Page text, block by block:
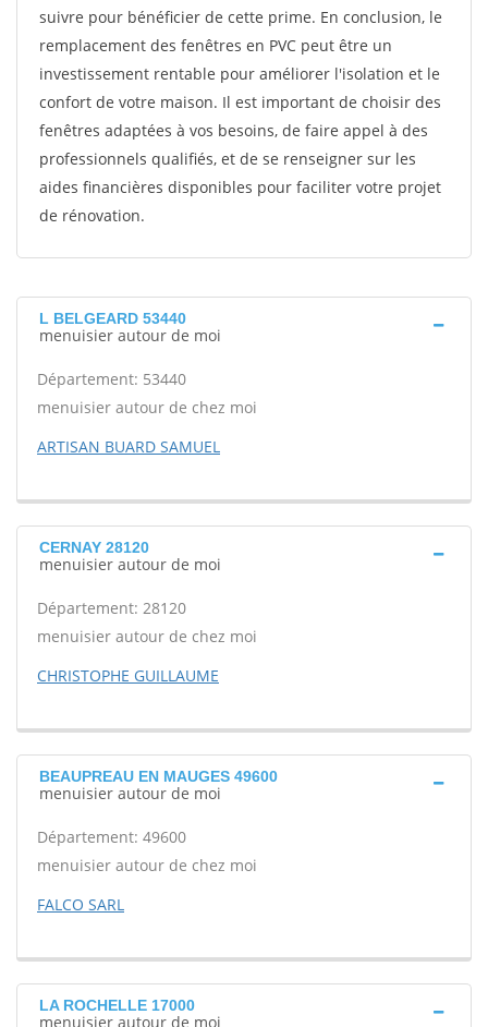
suivre pour bénéficier de cette prime. En conclusion, le
remplacement des fenêtres en PVC peut être un
investissement rentable pour améliorer l'isolation et le
confort de votre maison. Il est important de choisir des
fenêtres adaptées à vos besoins, de faire appel à des
professionnels qualifiés, et de se renseigner sur les
aides financières disponibles pour faciliter votre projet
de rénovation.
L BELGEARD 53440
menuisier autour de moi
Département: 53440
menuisier autour de chez moi
ARTISAN BUARD SAMUEL
CERNAY 28120
menuisier autour de moi
Département: 28120
menuisier autour de chez moi
CHRISTOPHE GUILLAUME
BEAUPREAU EN MAUGES 49600
menuisier autour de moi
Département: 49600
menuisier autour de chez moi
FALCO SARL
LA ROCHELLE 17000
menuisier autour de moi